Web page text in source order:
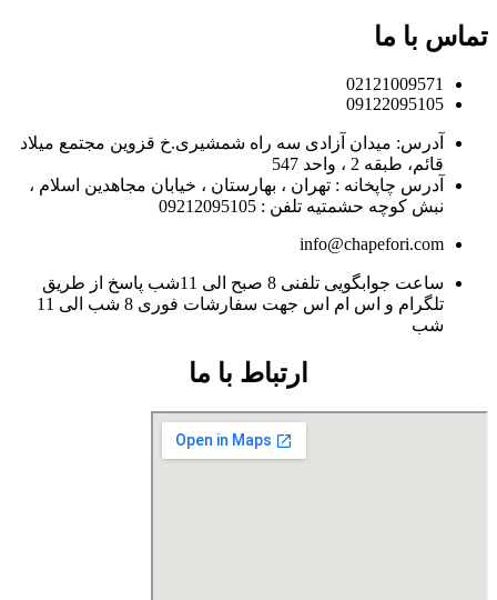
تماس با ما
02121009571
09122095105
آدرس: میدان آزادی سه راه شمشیری.خ قزوین مجتمع میلاد
قائم، طبقه 2 ، واحد 547
آدرس چاپخانه : تهران ، بهارستان ، خیابان مجاهدین اسلام ،
نبش کوچه حشمتیه تلفن : 09212095105
info@chapefori.com
ساعت جوابگویی تلفنی 8 صبح الی 11شب پاسخ از طریق
تلگرام و اس ام اس جهت سفارشات فوری 8 شب الی 11
شب
ارتباط با ما